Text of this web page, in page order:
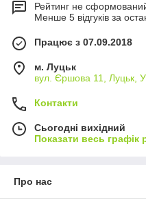
Рейтинг не
Менше 5 відгуків за
Працює з 07.09.2018
м. Луцьк
вул. Єршова 11, Луцьк,
Контакти
Сьогодні вихідний
Показати весь графік
Про нас